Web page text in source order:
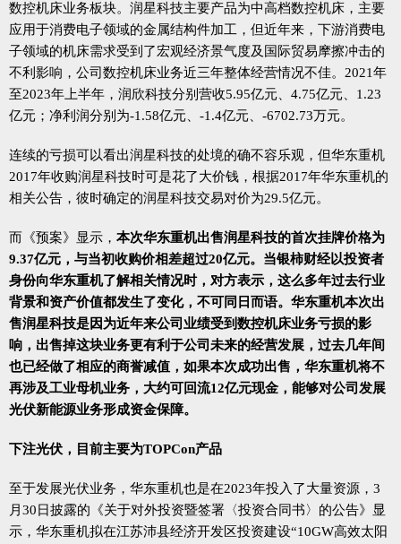
数控机床业务板块。润星科技主要产品为中高档数控机床，主要
应用于消费电子领域的金属结构件加工，但近年来，下游消费电
子领域的机床需求受到了宏观经济景气度及国际贸易摩擦冲击的
不利影响，公司数控机床业务近三年整体经营情况不佳。2021年
至2023年上半年，润欣科技分别营收5.95亿元、4.75亿元、1.23
亿元；净利润分别为-1.58亿元、-1.4亿元、-6702.73万元。
连续的亏损可以看出润星科技的处境的确不容乐观，但华东重机
2017年收购润星科技时可是花了大价钱，根据2017年华东重机的
相关公告，彼时确定的润星科技交易对价为29.5亿元。
而《预案》显示， 本次华东重机出售润星科技的首次挂牌价格为
9.37亿元，与当初收购价相差超过20亿元。当银柿财经以投资者
身份向华东重机了解相关情况时，对方表示，这么多年过去行业
背景和资产价值都发生了变化，不可同日而语。华东重机本次出
售润星科技是因为近年来公司业绩受到数控机床业务亏损的影
响，出售掉这块业务更有利于公司未来的经营发展，过去几年间
也已经做了相应的商誉减值，如果本次成功出售，华东重机将不
再涉及工业母机业务，大约可回流12亿元现金，能够对公司发展
光伏新能源业务形成资金保障。
下注光伏，目前主要为TOPCon产品
至于发展光伏业务，华东重机也是在2023年投入了大量资源，3
月30日披露的《关于对外投资暨签署〈投资合同书〉的公告》显
示，华东重机拟在江苏沛县经济开发区投资建设“10GW高效太阳